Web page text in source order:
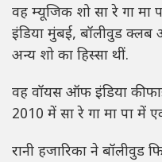
वह म्यूजिक शो सा रे गा मा
इंडिया मुंबई, बॉलीवुड
अन्य शो का हिस्सा थीं.
वह वॉयस ऑफ इंडिया की
2010 में सा रे गा मा पा में
रानी हजारिका ने